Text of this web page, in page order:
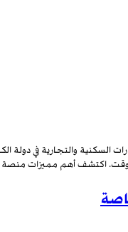
والتجارية في دولة
اكتشف أهم مميزات منصة